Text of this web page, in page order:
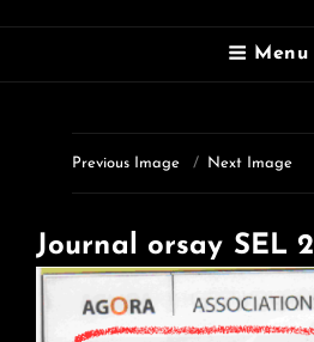
Menu
Previous Image Next Image
Journal orsay SEL 2